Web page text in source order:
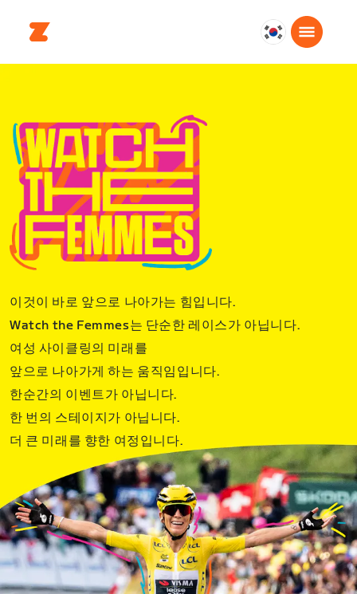
대
한
이것이 바로 앞으로 나아가는 힘입니다.
Watch the Femmes는 단순한 레이스가 아닙니다.
여성 사이클링의 미래를
앞으로 나아가게 하는 움직임입니다.
한순간의 이벤트가 아닙니다.
한 번의 스테이지가 아닙니다.
더 큰 미래를 향한 여정입니다.